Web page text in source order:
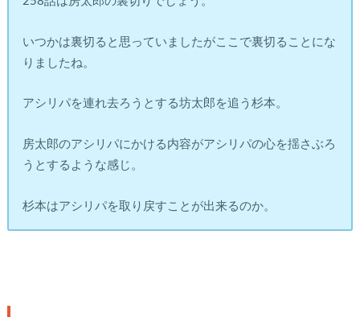
いつかは裏切ると思っていましたがここで裏切ることにな
りましたね。
アシリパを連れ去ろうとする坊太郎を追う杉本。
房太郎のアシリパにかける内容がアシリパの心を揺さぶろ
うとするような感じ。
杉本はアシリパを取り戻すことが出来るのか。